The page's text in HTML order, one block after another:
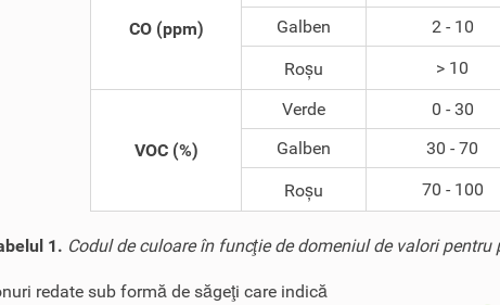
CO (ppm)
Galben
2 - 10
Roșu > 10
VOC (%)
Verde
0 - 30
Galben
30 - 70
Roșu 70 - 100
1. Codul de culoare în funcţie de domeniul de valori
redate sub formă de săgeţi care indică